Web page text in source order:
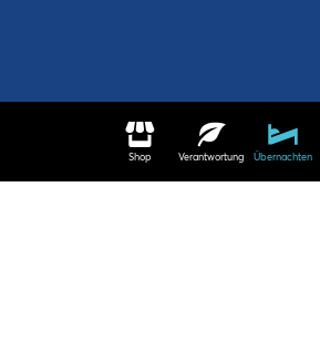
Shop Verantwortung Übernachten